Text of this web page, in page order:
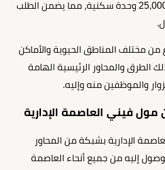
يحيط بالمشروع حوالي 25,000 وحدة سكنية، مما يضمن الطلب
مختلف المناطق الحيوية والأماكن
الطرق والمحاور الرئيسية الهامة
والموظفين منه وإليه.
مول فيني العاصمة الإدارية
الإدارية بشبكة من المحاور
إليه من جميع أنحاء العاصمة